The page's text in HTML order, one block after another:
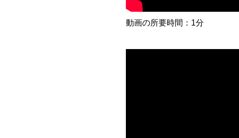
動画の所要時間：1分